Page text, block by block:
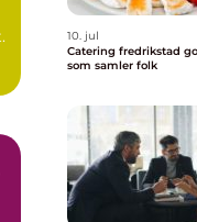
10. jul
Catering fredrikstad gode måltider
som samler folk